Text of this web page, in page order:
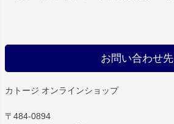
お問い合わせ先
カトージ オンラインショップ
〒484-0894